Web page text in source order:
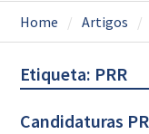
Home Artigos
Etiqueta: PRR
Candidaturas